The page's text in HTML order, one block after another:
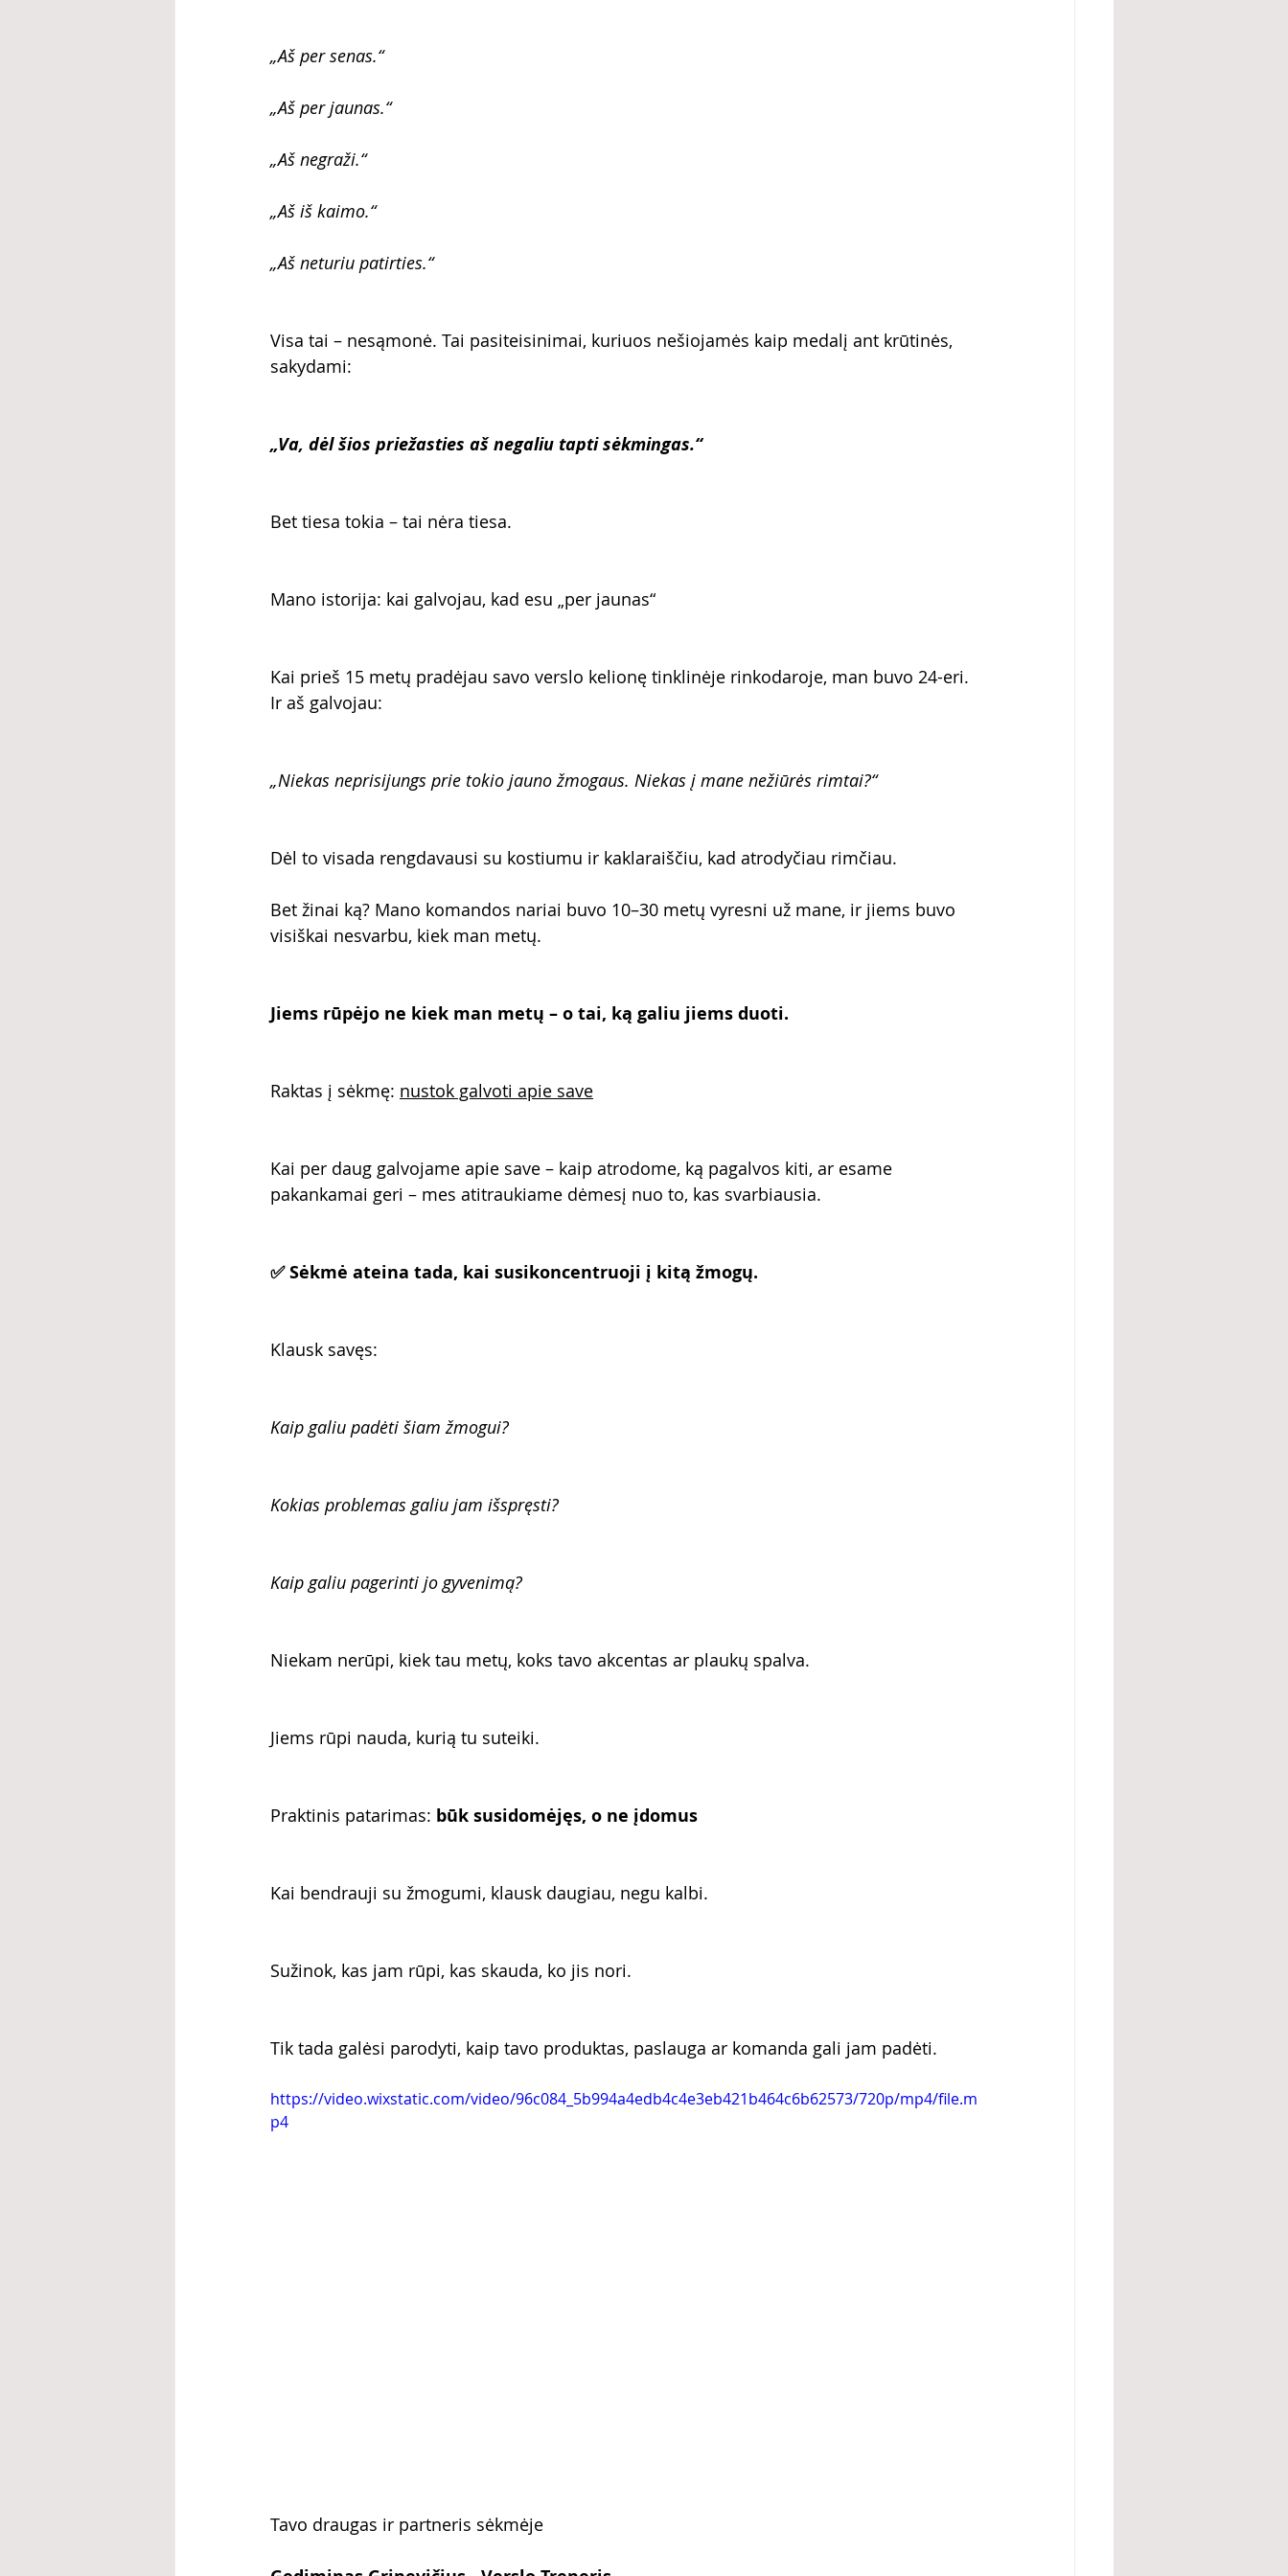
„Aš per senas.“
„Aš per jaunas.“
„Aš negraži.“
„Aš iš kaimo.“
„Aš neturiu patirties.“
Visa tai – nesąmonė. Tai pasiteisinimai, kuriuos nešiojamės kaip medalį ant krūtinės,
sakydami:
„Va, dėl šios priežasties aš negaliu tapti sėkmingas.“
Bet tiesa tokia – tai nėra tiesa.
Mano istorija: kai galvojau, kad esu „per jaunas“
Kai prieš 15 metų pradėjau savo verslo kelionę tinklinėje rinkodaroje, man buvo 24-eri.
Ir aš galvojau:
„Niekas neprisijungs prie tokio jauno žmogaus. Niekas į mane nežiūrės rimtai?“
Dėl to visada rengdavausi su kostiumu ir kaklaraiščiu, kad atrodyčiau rimčiau.
Bet žinai ką? Mano komandos nariai buvo 10–30 metų vyresni už mane, ir jiems buvo
visiškai nesvarbu, kiek man metų.
Jiems rūpėjo ne kiek man metų – o tai, ką galiu jiems duoti.
Raktas į sėkmę: nustok galvoti apie save
Kai per daug galvojame apie save – kaip atrodome, ką pagalvos kiti, ar esame
pakankamai geri – mes atitraukiame dėmesį nuo to, kas svarbiausia.
✅ Sėkmė ateina tada, kai susikoncentruoji į kitą žmogų.
Klausk savęs:
Kaip galiu padėti šiam žmogui?
Kokias problemas galiu jam išspręsti?
Kaip galiu pagerinti jo gyvenimą?
Niekam nerūpi, kiek tau metų, koks tavo akcentas ar plaukų spalva.
Jiems rūpi nauda, kurią tu suteiki.
Praktinis patarimas: būk susidomėjęs, o ne įdomus
Kai bendrauji su žmogumi, klausk daugiau, negu kalbi.
Sužinok, kas jam rūpi, kas skauda, ko jis nori.
Tik tada galėsi parodyti, kaip tavo produktas, paslauga ar komanda gali jam padėti.
https://video.wixstatic.com/video/96c084_5b994a4edb4c4e3eb421b464c6b62573/720p/mp4/file.m
p4
Tavo draugas ir partneris sėkmėje